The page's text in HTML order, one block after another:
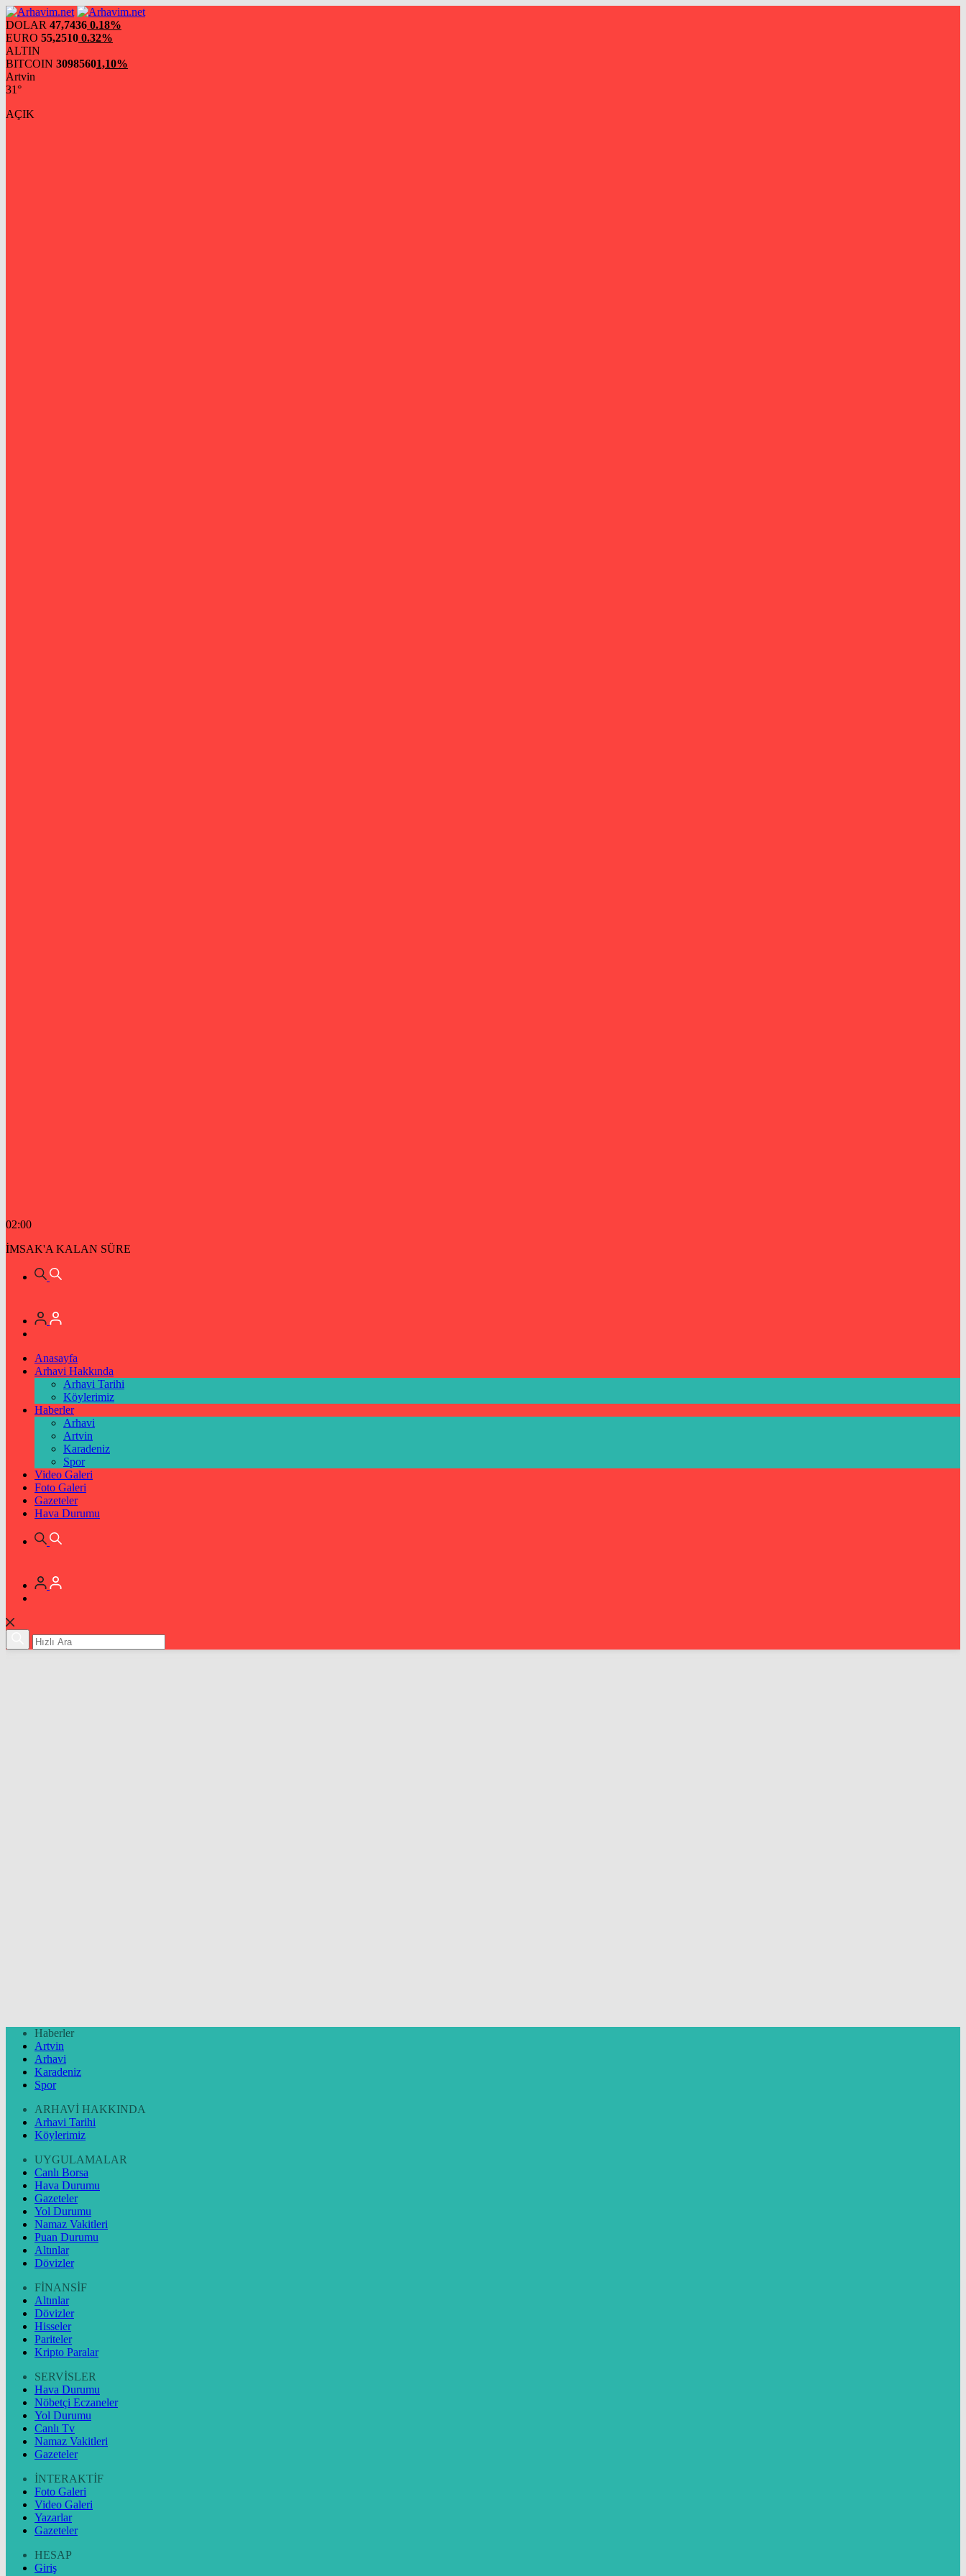
DOLAR 47,7436 0.18%
EURO 55,2510 0.32%
ALTIN
BITCOIN 30985601,10%
Artvin
31°
AÇIK
02:00
İMSAK'A KALAN SÜRE
Anasayfa
Arhavi Hakkında
Arhavi Tarihi
Köylerimiz
Haberler
Arhavi
Artvin
Karadeniz
Spor
Video Galeri
Foto Galeri
Gazeteler
Hava Durumu
Haberler
Artvin
Arhavi
Karadeniz
Spor
ARHAVİ HAKKINDA
Arhavi Tarihi
Köylerimiz
UYGULAMALAR
Canlı Borsa
Hava Durumu
Gazeteler
Yol Durumu
Namaz Vakitleri
Puan Durumu
Altınlar
Dövizler
FİNANSİF
Altınlar
Dövizler
Hisseler
Pariteler
Kripto Paralar
SERVİSLER
Hava Durumu
Nöbetçi Eczaneler
Yol Durumu
Canlı Tv
Namaz Vakitleri
Gazeteler
İNTERAKTİF
Foto Galeri
Video Galeri
Yazarlar
Gazeteler
HESAP
Giriş